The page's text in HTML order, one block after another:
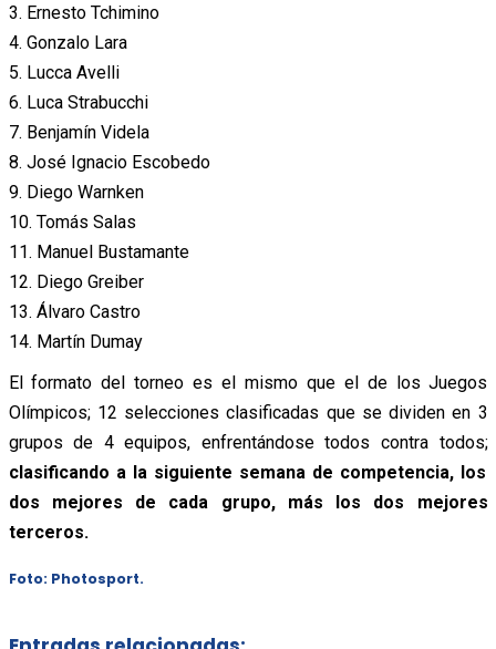
3. Ernesto Tchimino
4. Gonzalo Lara
5. Lucca Avelli
6. Luca Strabucchi
7. Benjamín Videla
8. José Ignacio Escobedo
9. Diego Warnken
10. Tomás Salas
11. Manuel Bustamante
12. Diego Greiber
13. Álvaro Castro
14. Martín Dumay
El formato del torneo es el mismo que el de los Juegos
Olímpicos; 12 selecciones clasificadas que se dividen en 3
grupos de 4 equipos, enfrentándose todos contra todos;
clasificando a la siguiente semana de competencia, los
dos mejores de cada grupo, más los dos mejores
terceros.
Foto: Photosport.